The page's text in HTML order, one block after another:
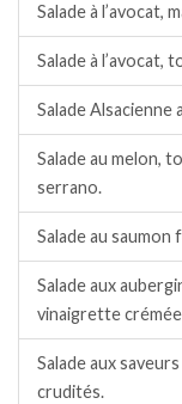
Salade à l’avocat,
Salade à l’avocat,
Salade
Salade au melon,
serrano.
Salade au
Salade aux
vinaigrette
Salade aux
crudités.